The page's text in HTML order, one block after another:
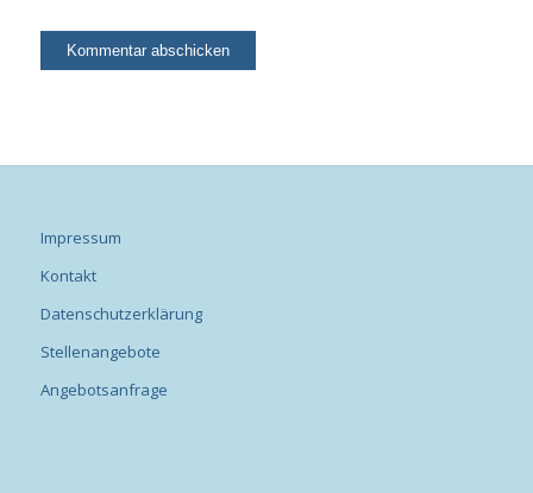
Impressum
Kontakt
Datenschutzerklärung
Stellenangebote
Angebotsanfrage